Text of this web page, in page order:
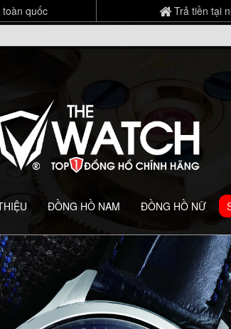
quốc Trả tiền tại
ĐỒNG HỒ NAM ĐỒNG HỒ NỮ